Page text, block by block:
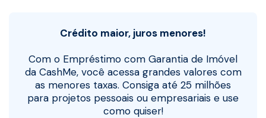
Crédito maior, juros menores!
Com o Empréstimo com Garantia de Imóvel
da CashMe, você acessa grandes valores com
as menores taxas. Consiga até 25 milhões
para projetos pessoais ou empresariais e use
como quiser!